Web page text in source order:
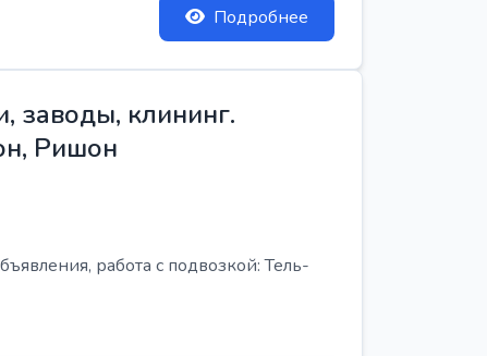
Подробнее
заводы, клининг.
Ришон
работа с подвозкой: Тель-